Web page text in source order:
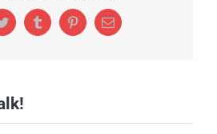
TwitterTumblrPinterestEmail: